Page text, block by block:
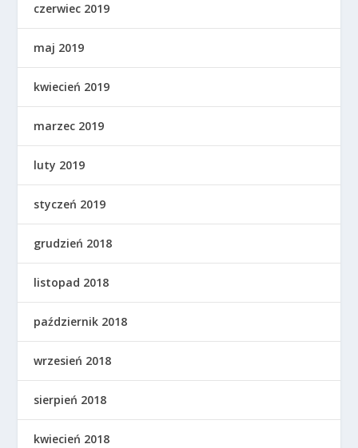
czerwiec 2019
maj 2019
kwiecień 2019
marzec 2019
luty 2019
styczeń 2019
grudzień 2018
listopad 2018
październik 2018
wrzesień 2018
sierpień 2018
kwiecień 2018